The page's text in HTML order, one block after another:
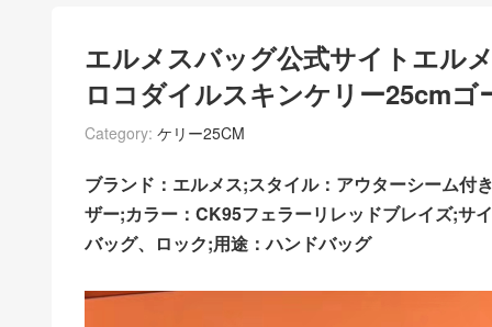
エルメスバッグ公式サイトエル
ロコダイルスキンケリー25cmゴ
Category: ケリー25CM
ブランド：エルメス;スタイル：アウターシーム付
ザー;カラー：CK95フェラーリレッドブレイズ;サ
バッグ、ロック;用途：ハンドバッグ